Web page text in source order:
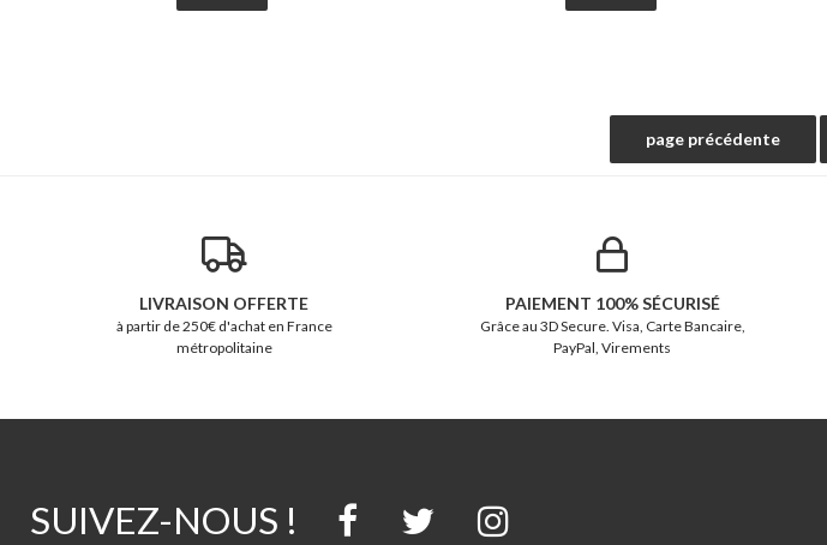
LIVRAISON OFFERTE
à partir de 250€ d'achat en France
métropolitaine
PAIEMENT 100% SÉCURISÉ
Grâce au 3D Secure. Visa, Carte Bancaire,
PayPal, Virements
SUIVEZ-NOUS !